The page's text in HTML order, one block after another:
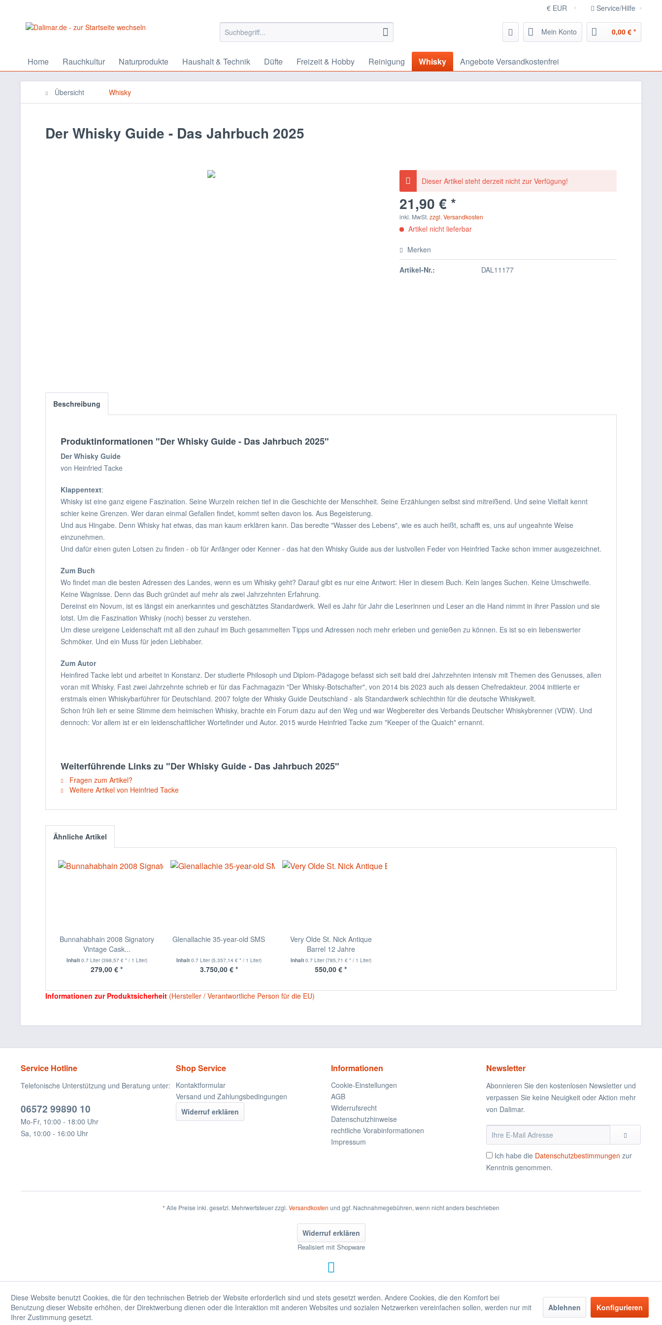
Service/Hilfe
Mein Konto 0,00 € *
Home Rauchkultur Naturprodukte Haushalt & Technik Düfte Freizeit & Hobby Reinigung Whisky Angebote Versandkostenfrei
Übersicht Whisky
Der Whisky Guide - Das Jahrbuch 2025
Dieser Artikel steht derzeit nicht zur Verfügung!
21,90 € *
inkl. MwSt.zzgl. Versandkosten
Artikel nicht lieferbar
Merken
Artikel-Nr.: DAL11177
Beschreibung
Produktinformationen "Der Whisky Guide - Das Jahrbuch 2025"
Der Whisky Guide
von Heinfried Tacke
Klappentext:
Whisky ist eine ganz eigene Faszination. Seine Wurzeln reichen tief in die Geschichte der Menschheit. Seine Erzählungen selbst sind mitreißend. Und seine Vielfalt kennt
schier keine Grenzen. Wer daran einmal Gefallen findet, kommt selten davon los. Aus Begeisterung.
Und aus Hingabe. Denn Whisky hat etwas, das man kaum erklären kann. Das beredte "Wasser des Lebens", wie es auch heißt, schafft es, uns auf ungeahnte Weise
einzunehmen.
Und dafür einen guten Lotsen zu finden - ob für Anfänger oder Kenner - das hat den Whisky Guide aus der lustvollen Feder von Heinfried Tacke schon immer ausgezeichnet.
Zum Buch
Wo findet man die besten Adressen des Landes, wenn es um Whisky geht? Darauf gibt es nur eine Antwort: Hier in diesem Buch. Kein langes Suchen. Keine Umschweife.
Keine Wagnisse. Denn das Buch gründet auf mehr als zwei Jahrzehnten Erfahrung.
Dereinst ein Novum, ist es längst ein anerkanntes und geschätztes Standardwerk. Weil es Jahr für Jahr die Leserinnen und Leser an die Hand nimmt in ihrer Passion und sie
lotst. Um die Faszination Whisky (noch) besser zu verstehen.
Um diese ureigene Leidenschaft mit all den zuhauf im Buch gesammelten Tipps und Adressen noch mehr erleben und genießen zu können. Es ist so ein liebenswerter
Schmöker. Und ein Muss für jeden Liebhaber.
Zum Autor
Heinfired Tacke lebt und arbeitet in Konstanz. Der studierte Philosoph und Diplom-Pädagoge befasst sich seit bald drei Jahrzehnten intensiv mit Themen des Genusses, allen
voran mit Whisky. Fast zwei Jahrzehnte schrieb er für das Fachmagazin "Der Whisky-Botschafter", von 2014 bis 2023 auch als dessen Chefredakteur. 2004 initiierte er
erstmals einen Whiskybarführer für Deutschland. 2007 folgte der Whisky Guide Deutschland - als Standardwerk schlechthin für die deutsche Whiskywelt.
Schon früh lieh er seine Stimme dem heimischen Whisky, brachte ein Forum dazu auf den Weg und war Wegbereiter des Verbands Deutscher Whiskybrenner (VDW). Und
dennoch: Vor allem ist er ein leidenschaftlicher Wortefinder und Autor. 2015 wurde Heinfried Tacke zum "Keeper of the Quaich" ernannt.
Weiterführende Links zu "Der Whisky Guide - Das Jahrbuch 2025"
Fragen zum Artikel?
Weitere Artikel von Heinfried Tacke
Ähnliche Artikel
Bunnahabhain 2008 Signatory
Vintage Cask...
Inhalt 0.7 Liter(398,57 € * / 1 Liter)
279,00 € *
Glenallachie 35-year-old SMS
Inhalt 0.7 Liter(5.357,14 € * / 1 Liter)
3.750,00 € *
Very Olde St. Nick Antique
Barrel 12 Jahre
Inhalt 0.7 Liter(785,71 € * / 1 Liter)
550,00 € *
Informationen zur Produktsicherheit (Hersteller / Verantwortliche Person für die EU)
Service Hotline
Telefonische Unterstützung und Beratung unter:
06572 99890 10
Mo-Fr, 10:00 - 18:00 Uhr
Sa, 10:00 - 16:00 Uhr
Shop Service
Kontaktformular
Versand und Zahlungsbedingungen
Widerruf erklären
Informationen
Cookie-Einstellungen
AGB
Widerrufsrecht
Datenschutzhinweise
rechtliche Vorabinformationen
Impressum
Newsletter
Abonnieren Sie den kostenlosen Newsletter und
verpassen Sie keine Neuigkeit oder Aktion mehr
von Dalimar.
Ich habe die Datenschutzbestimmungen zur
Kenntnis genommen.
* Alle Preise inkl. gesetzl. Mehrwertsteuer zzgl. Versandkosten und ggf. Nachnahmegebühren, wenn nicht anders beschrieben
Widerruf erklären
Realisiert mit Shopware
Diese Website benutzt Cookies, die für den technischen Betrieb der Website erforderlich sind und stets gesetzt werden. Andere Cookies, die den Komfort bei
Benutzung dieser Website erhöhen, der Direktwerbung dienen oder die Interaktion mit anderen Websites und sozialen Netzwerken vereinfachen sollen, werden nur mit
Ihrer Zustimmung gesetzt.
Ablehnen Konfigurieren